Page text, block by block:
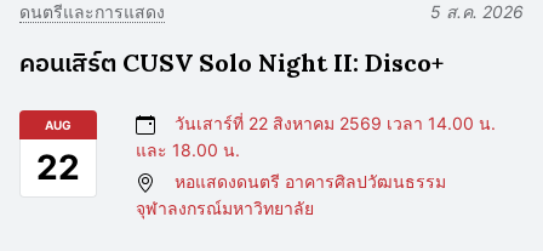
ดนตรีและการแสดง 5 ส.ค. 2026
คอนเสิร์ต CUSV Solo Night II: Disco+
AUG
22
วันเสาร์ที่ 22 สิงหาคม 2569 เวลา 14.00 น.
และ 18.00 น.
หอแสดงดนตรี อาคารศิลปวัฒนธรรม
จุฬาลงกรณ์มหาวิทยาลัย